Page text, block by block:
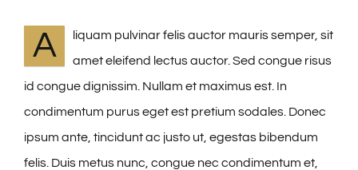
A
liquam pulvinar felis auctor mauris semper, sit
amet eleifend lectus auctor. Sed congue risus
id congue dignissim. Nullam et maximus est. In
condimentum purus eget est pretium sodales. Donec
ipsum ante, tincidunt ac justo ut, egestas bibendum
felis. Duis metus nunc, congue nec condimentum et,